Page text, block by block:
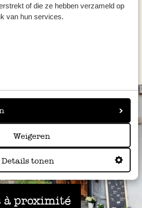
of die ze hebben verzameld op
van hun services.
Weigeren
Details tonen
à proximité